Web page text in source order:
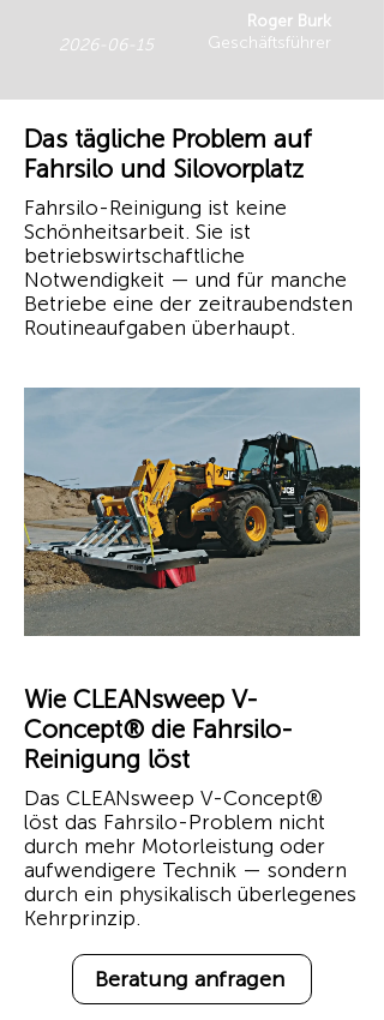
2026-06-15
Roger Burk
Geschäftsführer
Das tägliche Problem auf
Fahrsilo und Silovorplatz
Fahrsilo-Reinigung ist keine
Schönheitsarbeit. Sie ist
betriebswirtschaftliche
Notwendigkeit — und für manche
Betriebe eine der zeitraubendsten
Routineaufgaben überhaupt.
Wie CLEANsweep V-
Concept® die Fahrsilo-
Reinigung löst
Das CLEANsweep V-Concept®
löst das Fahrsilo-Problem nicht
durch mehr Motorleistung oder
aufwendigere Technik — sondern
durch ein physikalisch überlegenes
Kehrprinzip.
Beratung anfragen